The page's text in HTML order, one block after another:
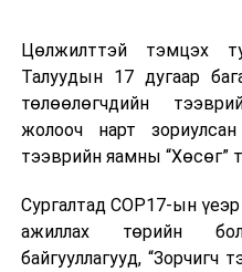
Цөлжилттэй тэмцэх
Талуудын 17 дугаар
төлөөлөгчдийн
жолооч нарт
тээврийн яамны “Хөсөг”
Сургалтад COP17-ын
ажиллах төрийн
байгууллагууд, “Зорчигч